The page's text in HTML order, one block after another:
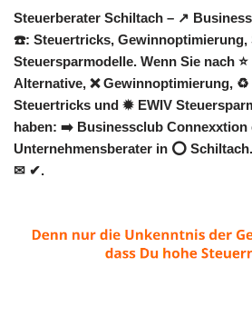
Steuerberater Schiltach – ↗️
☎️: Steuertricks, Gewinnoptimierung,
Steuersparmodelle. Wenn Sie nach
Alternative, ❌ Gewinnoptimierung,
Steuertricks und ✹ EWIV
haben: ➡️ Businessclub Connexxtion
Unternehmensberater in ⭕
✉ ✔.